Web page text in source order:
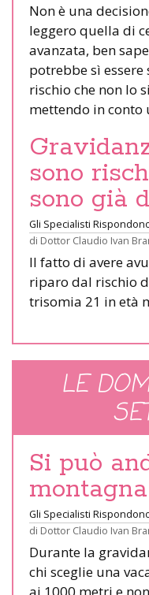
Non è una
leggero quella di
avanzata, ben
potrebbe sì essere
rischio che non lo
mettendo in conto
sono
sono già
Gli Specialisti
di Dottor Claudio Ivan
Il fatto di avere
riparo dal rischio
trisomia 21 in età
LE
Si può
Gli Specialisti
di Dottor Claudio Ivan
Durante la
chi sceglie una